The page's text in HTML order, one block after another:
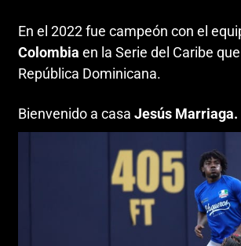
En el 2022 fue campeón con el
Colombia en la Serie del Caribe
República Dominicana.
Bienvenido a casaJesús Marriaga.